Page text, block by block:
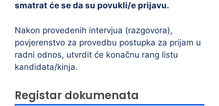
smatrat će se da su povukli/e prijavu.
Nakon provedenih intervjua (razgovora),
povjerenstvo za provedbu postupka za prijam u
radni odnos, utvrdit će konačnu rang listu
kandidata/kinja.
Registar dokumenata